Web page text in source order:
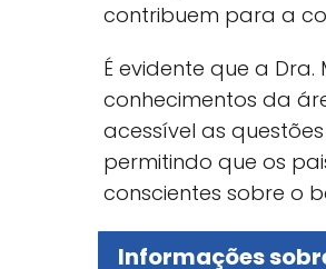
contribuem para a
É evidente que a
conhecimentos da
acessível as
permitindo que os
conscientes sobre o
Informações